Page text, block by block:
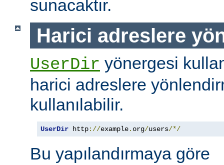
sunacaktır.
Harici adreslere
UserDir yönergesi
harici adreslere
kullanılabilir.
UserDir http://example. org/users/*/
Bu yapılandırmaya göre